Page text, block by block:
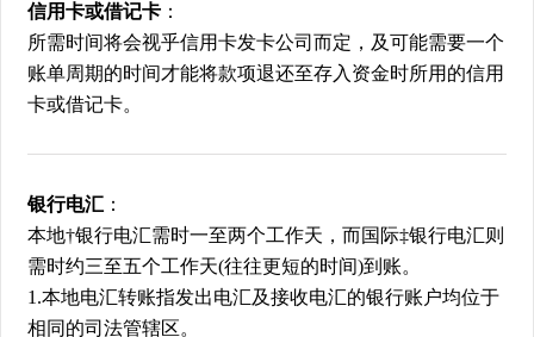
信用卡或借记卡 ：
所需时间将会视乎信用卡发卡公司而定，及可能需要一个
账单周期的时间才能将款项退还至存入资金时所用的信用
卡或借记卡。
银行电汇 ：
本地†银行电汇需时一至两个工作天，而国际‡银行电汇则
需时约三至五个工作天(往往更短的时间)到账。
1.本地电汇转账指发出电汇及接收电汇的银行账户均位于
相同的司法管辖区。